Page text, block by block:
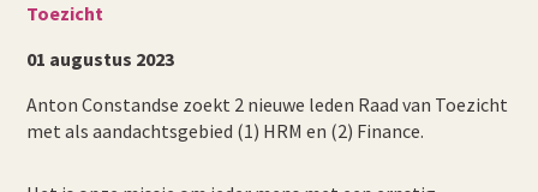
Toezicht
01 augustus 2023
Anton Constandse zoekt 2 nieuwe leden Raad van Toezicht
met als aandachtsgebied (1) HRM en (2) Finance.